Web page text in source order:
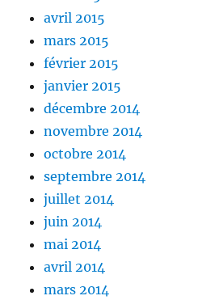
avril 2015
mars 2015
février 2015
janvier 2015
décembre 2014
novembre 2014
octobre 2014
septembre 2014
juillet 2014
juin 2014
mai 2014
avril 2014
mars 2014